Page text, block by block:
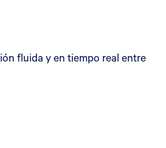
fluida y en tiempo real entre